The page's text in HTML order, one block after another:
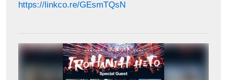
https://linkco.re/GEsmTQsN